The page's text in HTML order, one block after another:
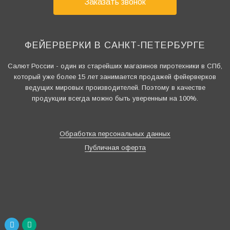
Заказать звонок
ФЕЙЕРВЕРКИ В САНКТ-ПЕТЕРБУРГЕ
Салют России - один из старейших магазинов пиротехники в СПб,
который уже более 15 лет занимается продажей фейерверков
ведущих мировых производителей. Поэтому в качестве
продукции всегда можно быть уверенным на 100%.
Обработка персональных данных
Публичная оферта